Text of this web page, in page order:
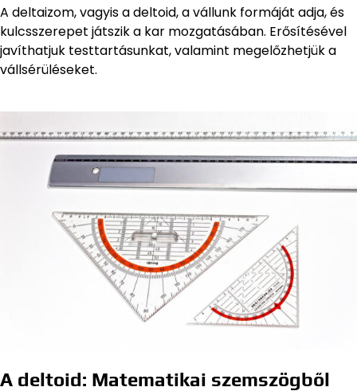
A deltaizom, vagyis a deltoid, a vállunk formáját adja, és
kulcsszerepet játszik a kar mozgatásában. Erősítésével
javíthatjuk testtartásunkat, valamint megelőzhetjük a
vállsérüléseket.
A deltoid: Matematikai szemszögből